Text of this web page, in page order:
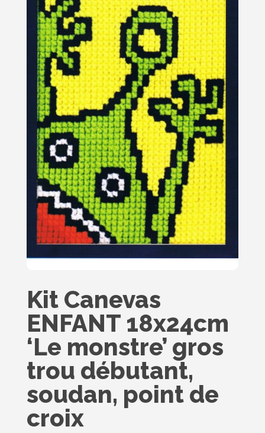
Kit Canevas
ENFANT 18x24cm
‘Le monstre’ gros
trou débutant,
soudan, point de
croix